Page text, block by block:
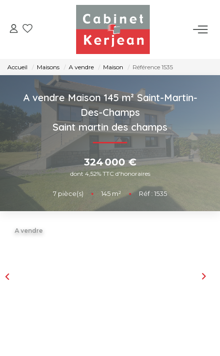
ACHETER
VENDRE
LOUER
NOS AGENCES
CONTACT
Accueil Maisons A vendre Maison Référence 1535
A vendre Maison 145 m² Saint-Martin-
Des-Champs
Saint martin des champs
324 000 €
dont 4,52% TTC d'honoraires
7 pièce(s) • 145 m² • Réf : 1535
A vendre